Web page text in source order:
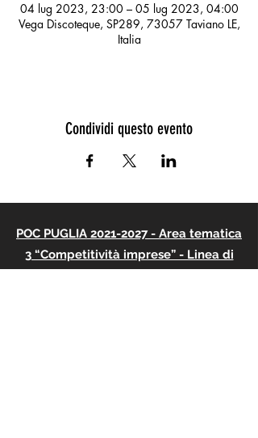
04 lug 2023, 23:00 – 05 lug 2023, 04:00
Vega Discoteque, SP289, 73057 Taviano LE,
Italia
Condividi questo evento
POC PUGLIA 2021-2027 - Area tematica
3 “Competitività imprese” - Linea di